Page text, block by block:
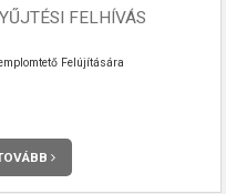
FELHÍVÁS
Felújítására